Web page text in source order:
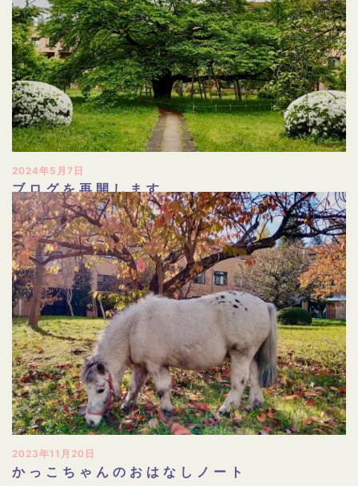
2024年5月7日
ブログを再開します
2023年11月20日
かっこちゃんのおはなしノート